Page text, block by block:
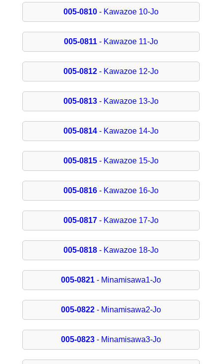
005-0810- Kawazoe 10-Jo
005-0811- Kawazoe 11-Jo
005-0812- Kawazoe 12-Jo
005-0813- Kawazoe 13-Jo
005-0814- Kawazoe 14-Jo
005-0815- Kawazoe 15-Jo
005-0816- Kawazoe 16-Jo
005-0817- Kawazoe 17-Jo
005-0818- Kawazoe 18-Jo
005-0821- Minamisawa1-Jo
005-0822- Minamisawa2-Jo
005-0823- Minamisawa3-Jo